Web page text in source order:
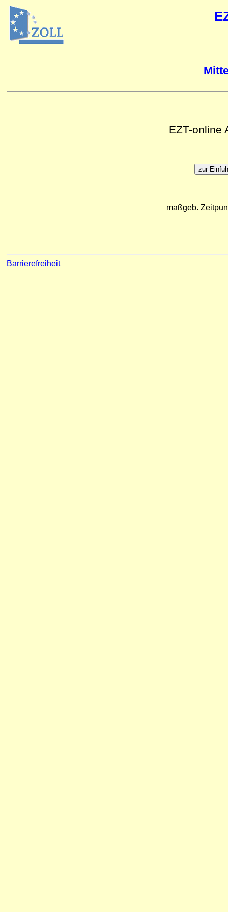
EZT-online
maßgeb.
Barrierefreiheit